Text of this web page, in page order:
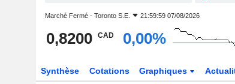
Marché Fermé - Toronto S.E. 21:59:59 07/08/2026
0,8200 CAD 0,00%
Synthèse Cotations Graphiques